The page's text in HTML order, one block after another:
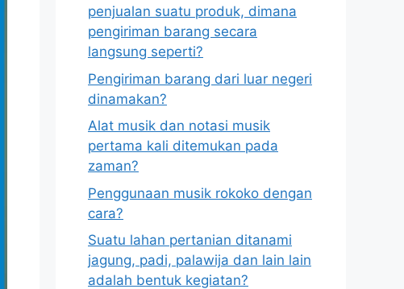
penjualan suatu produk, dimana
pengiriman barang secara
langsung seperti?
Pengiriman barang dari luar negeri
dinamakan?
Alat musik dan notasi musik
pertama kali ditemukan pada
zaman?
Penggunaan musik rokoko dengan
cara?
Suatu lahan pertanian ditanami
jagung, padi, palawija dan lain lain
adalah bentuk kegiatan?